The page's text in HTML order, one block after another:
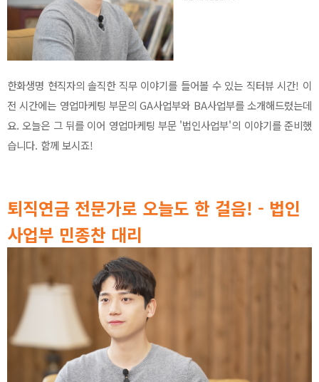
한화생명 현직자의 솔직한 직무 이야기를 들어볼 수 있는 직터뷰 시간! 이
전 시간에는 영업마케팅 부문의 GA사업부와 BA사업부를 소개해드렸는데
요. 오늘은 그 뒤를 이어 영업마케팅 부문 '법인사업부'의 이야기를 준비했
습니다. 함께 보시죠!
퇴직연금 전문가로 오늘도 한 걸음! - 법인
사업부 민종찬 대리